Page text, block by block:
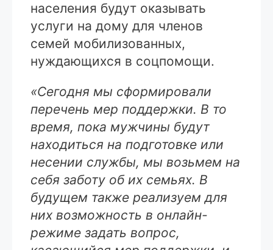
населения будут оказывать
услуги на дому для членов
семей мобилизованных,
нуждающихся в соцпомощи.
«Сегодня мы сформировали
перечень мер поддержки. В то
время, пока мужчины будут
находиться на подготовке или
несении службы, мы возьмем на
себя заботу об их семьях. В
будущем также реализуем для
них возможность в онлайн-
режиме задать вопрос,